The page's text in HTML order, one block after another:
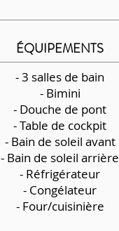
ÉQUIPEMENTS
- 3 salles de bain
- Bimini
- Douche de pont
- Table de cockpit
- Bain de soleil avant
- Bain de soleil arrière
- Réfrigérateur
- Congélateur
- Four/cuisinière